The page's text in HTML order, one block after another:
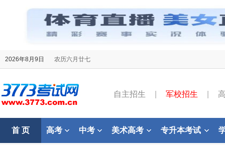
2026年8月9日 农历六月廿七
自主招生 军校招生
首 页 高考 中考 美术高考 专升本考试